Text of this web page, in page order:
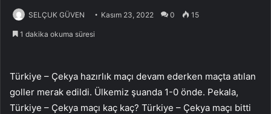
SELÇUK GÜVEN Kasım 23, 2022 0 15
1 dakika okuma süresi
Türkiye – Çekya hazırlık maçı devam ederken maçta atılan
goller merak edildi. Ülkemiz şuanda 1-0 önde. Pekala,
Türkiye – Çekya maçı kaç kaç? Türkiye – Çekya maçı bitti